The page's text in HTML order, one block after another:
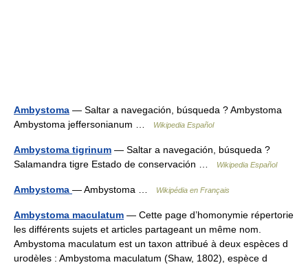
Ambystoma — Saltar a navegación, búsqueda ? Ambystoma
Ambystoma jeffersonianum …
Wikipedia Español
Ambystoma tigrinum — Saltar a navegación, búsqueda ?
Salamandra tigre Estado de conservación …
Wikipedia Español
Ambystoma — Ambystoma … Wikipédia en Français
Ambystoma maculatum — Cette page d’homonymie répertorie
les différents sujets et articles partageant un même nom.
Ambystoma maculatum est un taxon attribué à deux espèces d
urodèles : Ambystoma maculatum (Shaw, 1802), espèce d